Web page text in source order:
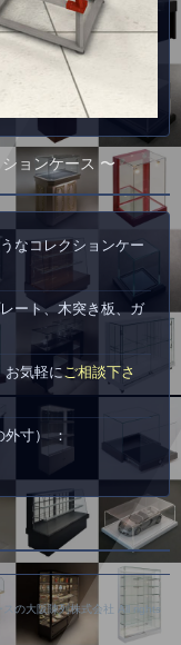
ョンケース 〜
なコレクションケー
ート、木突き板、ガ
お気軽にご相談下さ
寸） ：
の大阪陳列株式会社 All rights